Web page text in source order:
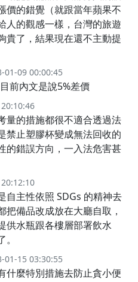
價的錯覺（就跟當年蘋果不
人的觀感一樣，台灣的旅遊
貴了，結果現在還不主動提
01-09 00:00:45
目前內文是說5%差價
量的措施都很不適合透過法
禁止塑膠杯變成無法回收的
的錯誤方向，一入法危害甚
自主性依照 SDGs 的精神去
把備品改成放在大廳自取，
供水瓶跟各樓層部署飲水
01-15 03:30:55
什麼特別措施去防止貪小便